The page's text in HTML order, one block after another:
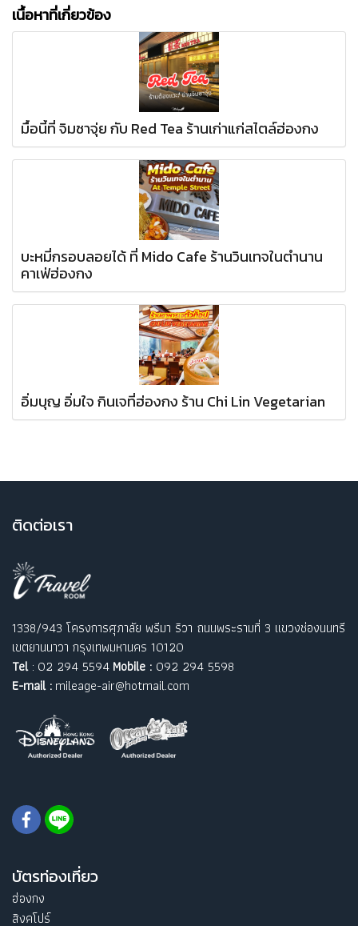
เนื้อหาที่เกี่ยวข้อง
มื้อนี้ที่ จิมซาจุ่ย กับ Red Tea ร้านเก่าแก่สไตล์ฮ่องกง
บะหมี่กรอบลอยได้ ที่ Mido Cafe ร้านวินเทจในตำนาน
คาเฟ่ฮ่องกง
อิ่มบุญ อิ่มใจ กินเจที่ฮ่องกง ร้าน Chi Lin Vegetarian
ติดต่อเรา
1338/943 โครงการศุภาลัย พรีมา ริวา ถนนพระรามที่ 3 แขวงช่องนนทรี
เขตยานนาวา กรุงเทพมหานคร 10120
Tel: 02 294 5594 Mobile : 092 294 5598
E-mail : mileage-air@hotmail.com
บัตรท่องเที่ยว
ฮ่องกง
สิงคโปร์